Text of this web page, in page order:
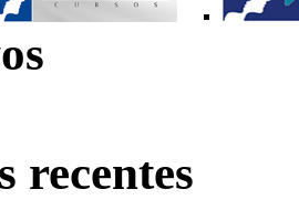
recentes